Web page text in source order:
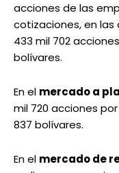
acciones de las
cotizaciones, en las
433 mil 702
bolívares.
En el mercado a
mil 720 acciones
837 bolívares.
En el mercado de